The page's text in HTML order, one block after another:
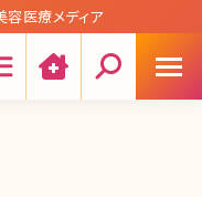
医療メディア